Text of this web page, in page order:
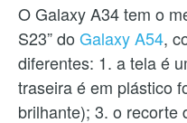
O Galaxy A34 tem o
S23” do Galaxy A54,
diferentes: 1. a tela é
traseira é em plástico
brilhante); 3. o recorte